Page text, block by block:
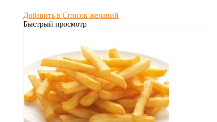
Добавить в Список желаний
Быстрый просмотр